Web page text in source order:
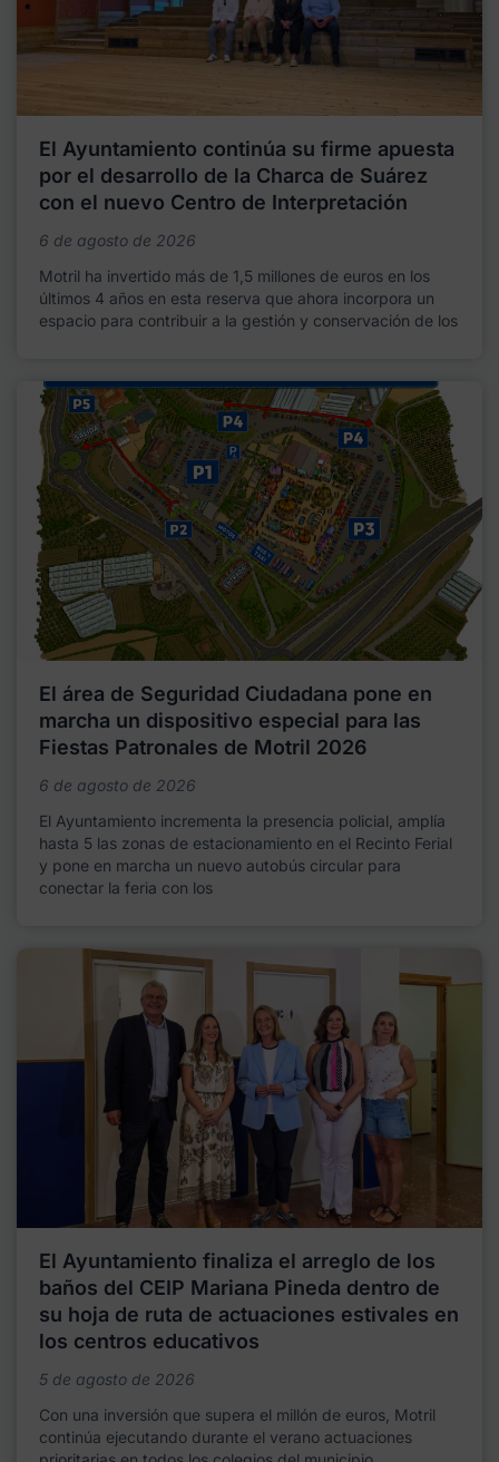
El Ayuntamiento continúa su firme apuesta
por el desarrollo de la Charca de Suárez
con el nuevo Centro de Interpretación
6 de agosto de 2026
Motril ha invertido más de 1,5 millones de euros en los
últimos 4 años en esta reserva que ahora incorpora un
espacio para contribuir a la gestión y conservación de los
El área de Seguridad Ciudadana pone en
marcha un dispositivo especial para las
Fiestas Patronales de Motril 2026
6 de agosto de 2026
El Ayuntamiento incrementa la presencia policial, amplía
hasta 5 las zonas de estacionamiento en el Recinto Ferial
y pone en marcha un nuevo autobús circular para
conectar la feria con los
El Ayuntamiento finaliza el arreglo de los
baños del CEIP Mariana Pineda dentro de
su hoja de ruta de actuaciones estivales en
los centros educativos
5 de agosto de 2026
Con una inversión que supera el millón de euros, Motril
continúa ejecutando durante el verano actuaciones